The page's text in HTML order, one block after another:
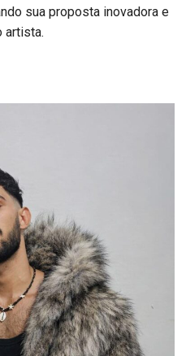
sua proposta inovadora e
artista.